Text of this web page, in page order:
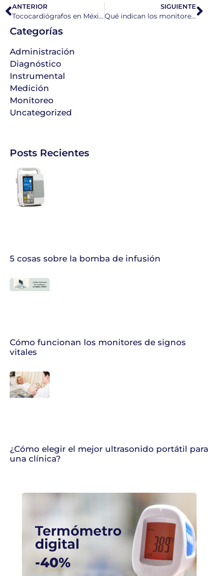
ANTERIOR
Tococardiógrafos en México para monitorización fetal
SIGUIENTE
Qué indican los monitores fetales antes del parto
Categorías
Administración
Diagnóstico
Instrumental
Medición
Monitoreo
Uncategorized
Posts Recientes
5 cosas sobre la bomba de infusión
Cómo funcionan los monitores de signos
vitales
¿Cómo elegir el mejor ultrasonido portátil para
una clínica?